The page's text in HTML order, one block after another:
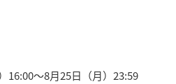
16:00～8月25日（月）23:59